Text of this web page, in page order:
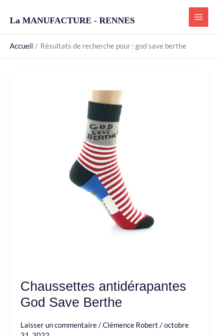
contenu
La MANUFACTURE - RENNES
Accueil Résultats de recherche pour : god save berthe
Chaussettes antidérapantes
God Save Berthe
Laisser un commentaire/Clémence Robert /octobre